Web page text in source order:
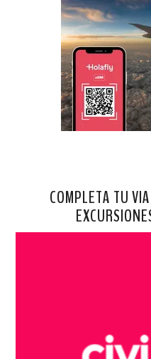
COMPLETA TU